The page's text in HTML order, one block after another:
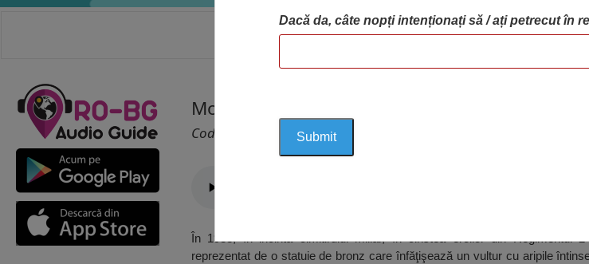
ACASA HARTA OBIECTIVELOR
Monument Comemorativ Șarja, Prunaru
Cod 1540
În 1933, în incinta cimitirului miliar, în cinstea eroilor din Regimentul
reprezentat de o statuie de bronz care înfăţişează un vultur cu aripile
Dacă da, câte nopți intenționați să / ați petrecut în